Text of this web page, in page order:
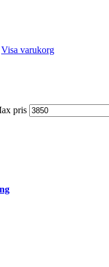
Visa varukorg
pris